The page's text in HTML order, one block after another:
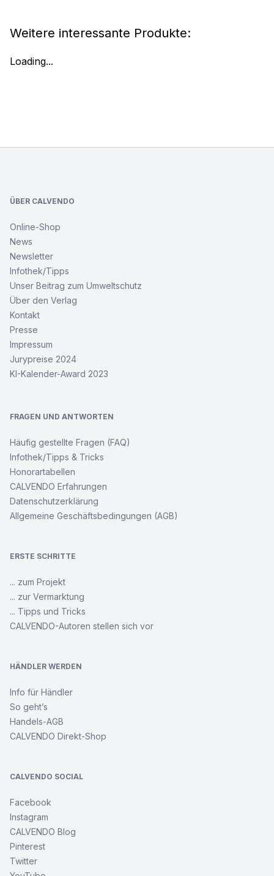
Weitere interessante Produkte:
Loading...
ÜBER CALVENDO
Online-Shop
News
Newsletter
Infothek/Tipps
Unser Beitrag zum Umweltschutz
Über den Verlag
Kontakt
Presse
Impressum
Jurypreise 2024
KI-Kalender-Award 2023
FRAGEN UND ANTWORTEN
Häufig gestellte Fragen (FAQ)
Infothek/Tipps & Tricks
Honorartabellen
CALVENDO Erfahrungen
Datenschutzerklärung
Allgemeine Geschäftsbedingungen (AGB)
ERSTE SCHRITTE
... zum Projekt
... zur Vermarktung
... Tipps und Tricks
CALVENDO-Autoren stellen sich vor
HÄNDLER WERDEN
Info für Händler
So geht’s
Handels-AGB
CALVENDO Direkt-Shop
CALVENDO SOCIAL
Facebook
Instagram
CALVENDO Blog
Pinterest
Twitter